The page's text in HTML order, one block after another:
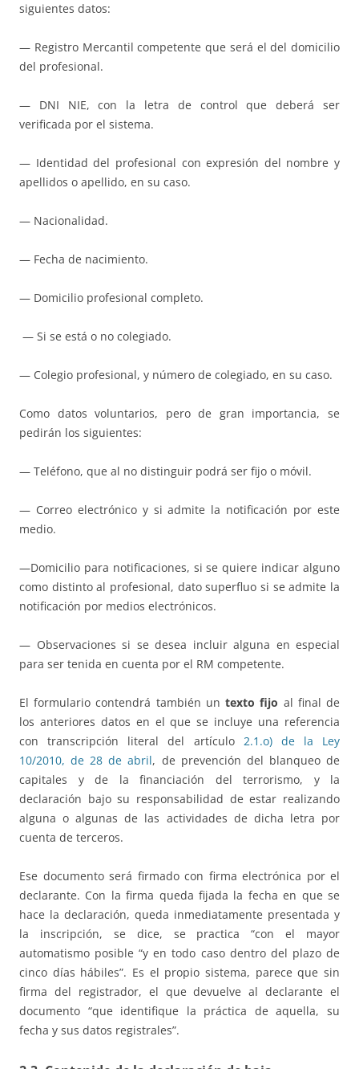
siguientes datos:
— Registro Mercantil competente que será el del domicilio
del profesional.
— DNI NIE, con la letra de control que deberá ser
verificada por el sistema.
— Identidad del profesional con expresión del nombre y
apellidos o apellido, en su caso.
— Nacionalidad.
— Fecha de nacimiento.
— Domicilio profesional completo.
— Si se está o no colegiado.
— Colegio profesional, y número de colegiado, en su caso.
Como datos voluntarios, pero de gran importancia, se
pedirán los siguientes:
— Teléfono, que al no distinguir podrá ser fijo o móvil.
— Correo electrónico y si admite la notificación por este
medio.
—Domicilio para notificaciones, si se quiere indicar alguno
como distinto al profesional, dato superfluo si se admite la
notificación por medios electrónicos.
— Observaciones si se desea incluir alguna en especial
para ser tenida en cuenta por el RM competente.
El formulario contendrá también untexto fijo al final de
los anteriores datos en el que se incluye una referencia
con transcripción literal del artículo 2.1.o) de la Ley
10/2010, de 28 de abril, de prevención del blanqueo de
capitales y de la financiación del terrorismo, y la
declaración bajo su responsabilidad de estar realizando
alguna o algunas de las actividades de dicha letra por
cuenta de terceros.
Ese documento será firmado con firma electrónica por el
declarante. Con la firma queda fijada la fecha en que se
hace la declaración, queda inmediatamente presentada y
la inscripción, se dice, se practica “con el mayor
automatismo posible “y en todo caso dentro del plazo de
cinco días hábiles”. Es el propio sistema, parece que sin
firma del registrador, el que devuelve al declarante el
documento “que identifique la práctica de aquella, su
fecha y sus datos registrales”.